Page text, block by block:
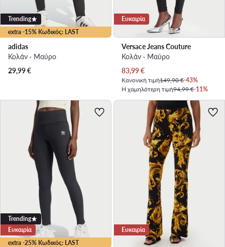
extra -15% Κωδικός: LAST
Trending
adidas
Κολάν · Μαύρο
29,99€
Ευκαιρία
Versace Jeans Couture
Κολάν · Μαύρο
Τρέχουσα τιμή
83,99€
Κανονική τιμή149,90 €-43%
Η χαμηλότερη τιμή94,99 €-11%
extra -25% Κωδικός: LAST
Trending
Ευκαιρία
Ευκαιρία